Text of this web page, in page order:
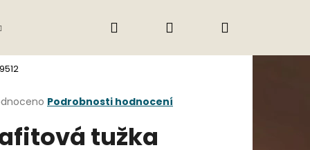
Obchodní podmínky
Přihlášení
Podrobnosti hodnocení
tužka